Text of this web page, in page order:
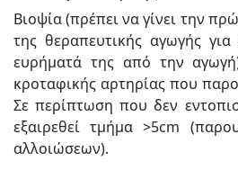
Βιοψία (πρέπει να γίνει την
της θεραπευτικής αγωγής
ευρήματά της από την
κροταφικής αρτηρίας που
Σε περίπτωση που δεν
εξαιρεθεί τμήμα >5cm
αλλοιώσεων).